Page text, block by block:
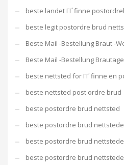
beste landet ГҐ finne
beste legit postordre brud
Beste Mail -Bestellung Braut -
Beste Mail -Bestellung
beste nettsted for ГҐ finne en
beste nettsted post ordre brud
beste postordre brud nettsted
beste postordre brud
beste postordre brud
beste postordre brud